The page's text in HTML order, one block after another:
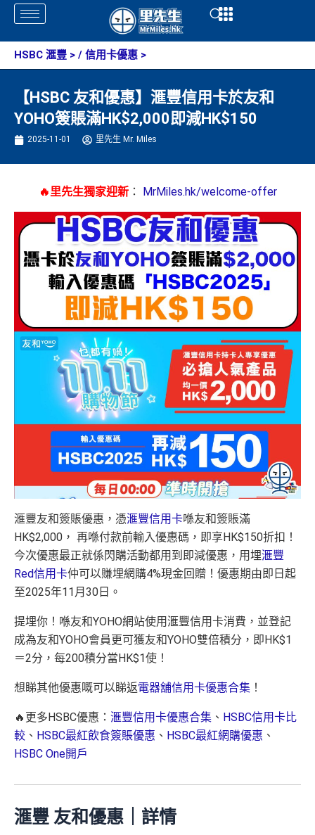
Skip
content
Open
HSBC 滙豐 > / 信用卡優惠 >
【HSBC 友和優惠】滙豐信用卡於友和
YOHO簽賬滿HK$2,000即減HK$150
2025-11-01 里先生 Mr. Miles
🔥里先生獨家迎新： MrMiles.hk/welcome-offer
滙豐友和簽賬優惠，憑滙豐信用卡喺友和簽賬滿
HK$2,000， 再喺付款前輸入優惠碼，即享HK$150折扣！
今次優惠最正就係閃購活動都用到即減優惠，用埋滙豐
Red信用卡仲可以賺埋網購4%現金回贈！優惠期由即日起
至2025年11月30日。
提埋你！喺友和YOHO網站使用滙豐信用卡消費，並登記
成為友和YOHO會員更可獲友和YOHO雙倍積分，即HK$1
＝2分，每200積分當HK$1使！
想睇其他優惠嘅可以睇返電器舖信用卡優惠合集 ！
🔥更多HSBC優惠： 滙豐信用卡優惠合集 、 HSBC信用卡比
較 、 HSBC最紅飲食簽賬優惠 、 HSBC最紅網購優惠 、
HSBC One開戶
滙豐 友和優惠｜詳情